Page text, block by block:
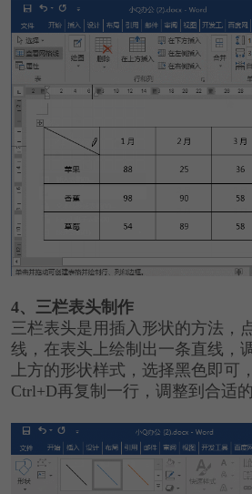
4、三栏表头制作
三栏表头是用插入形状的方法，
线，在表头上绘制出一条直线，
上方的形状样式，选择黑色即可
Ctrl+D再复制一行，调整到合适